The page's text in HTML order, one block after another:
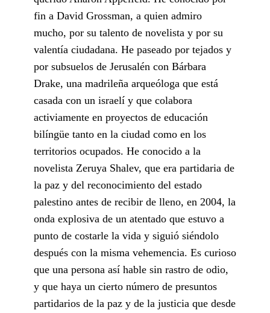
fin a David Grossman, a quien admiro
mucho, por su talento de novelista y por su
valentía ciudadana. He paseado por tejados y
por subsuelos de Jerusalén con Bárbara
Drake, una madrileña arqueóloga que está
casada con un israelí y que colabora
activiamente en proyectos de educación
bilíngüe tanto en la ciudad como en los
territorios ocupados. He conocido a la
novelista Zeruya Shalev, que era partidaria de
la paz y del reconocimiento del estado
palestino antes de recibir de lleno, en 2004, la
onda explosiva de un atentado que estuvo a
punto de costarle la vida y siguió siéndolo
después con la misma vehemencia. Es curioso
que una persona así hable sin rastro de odio,
y que haya un cierto número de presuntos
partidarios de la paz y de la justicia que desde